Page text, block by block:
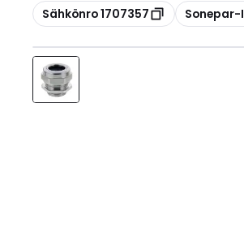
Kopioi
Sähkönro 1707357 Kopioi
Sonepar-